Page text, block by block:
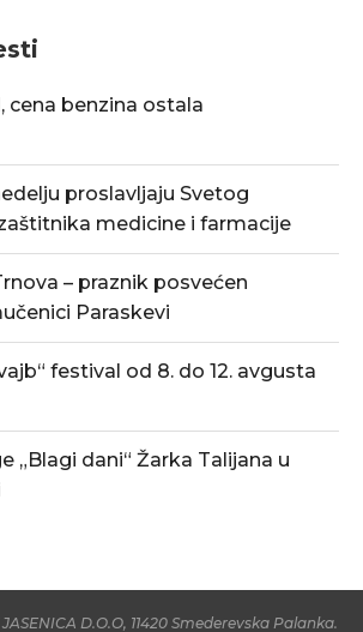
cena benzina ostala
proslavljaju Svetog
medicine i farmacije
– praznik posvećen
Paraskevi
festival od 8. do 12. avgusta
„Blagi dani“ Žarka Talijana u
D.O.O, 11420 Smederevska Palanka.